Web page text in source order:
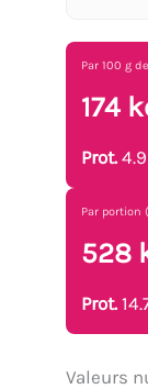
Par 100 g
174
Prot.
Par portion
528
Prot.
Valeurs